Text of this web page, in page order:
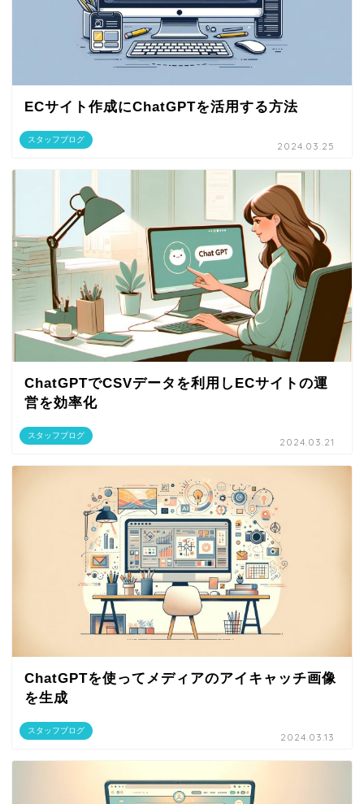
スタッフブログ
ECサイト作成にChatGPTを活用する方法
2024.03.25
スタッフブログ
ChatGPTでCSVデータを利用しECサイトの運
営を効率化
2024.03.21
スタッフブログ
ChatGPTを使ってメディアのアイキャッチ画像
を生成
2024.03.13